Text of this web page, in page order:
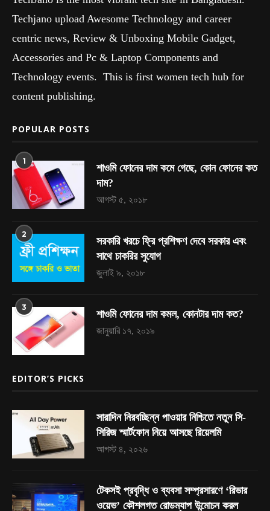
Techjano upload Awesome Technology and career
centric news, Review & Unboxing Mobile Gadget,
Accessories and Pc & Laptop Components and
Technology events. This is first women tech hub for
content publishing.
POPULAR POSTS
1
শাওমি ফোনের দাম কমে গেছে, কোন ফোনের কত
দাম?
আগস্ট ৫, ২০১৮
2
সরকারি খরচে ফ্রি প্রশিক্ষণ দেবে সরকার এবং
সাথে চাকরির সুযোগ
জুলাই ৯, ২০১৮
3
শাওমি ফোনের দাম কমল, কোনটার দাম কত?
জানুয়ারি ১৭, ২০১৯
EDITOR’S PICKS
সারাদিন নিরবচ্ছিন্ন পাওয়ার নিশ্চিতে নতুন সি-
সিরিজ স্মার্টফোন নিয়ে আসছে রিয়েলমি
আগস্ট ৪, ২০২৬
টেকসই প্রবৃদ্ধি ও ব্যবসা সম্প্রসারণে ‘রিভার
ওয়েভ’ কৌশলগত রোডম্যাপ উন্মোচন করল